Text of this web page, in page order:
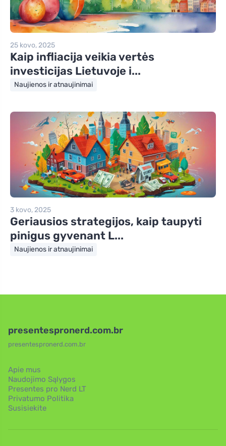
25 kovo, 2025
Kaip infliacija veikia vertės
investicijas Lietuvoje i...
Naujienos ir atnaujinimai
3 kovo, 2025
Geriausios strategijos, kaip taupyti
pinigus gyvenant L...
Naujienos ir atnaujinimai
presentespronerd.com.br
presentespronerd.com.br
Apie mus
Naudojimo Sąlygos
Presentes pro Nerd LT
Privatumo Politika
Susisiekite